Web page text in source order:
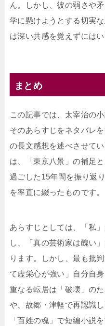
ん。しかし、彼の弱さや
学に懸けようとする切実
は深い共感を覚えずにはい
まとめ
この記事では、太宰治の
そのあらすじをネタバレ
の長文感想を述べさせて
は、「東京八景」の補足
過ごした15年間を振り返
を率直に綴ったものです。
あらすじとしては、「私
し、「真の芸術家は醜い
ります。しかし、最も批
て虚栄心が強い」自分自
重なる転居は「破壊」の
や、故郷・津軽で再認識
「百姓の魂」で短編小説